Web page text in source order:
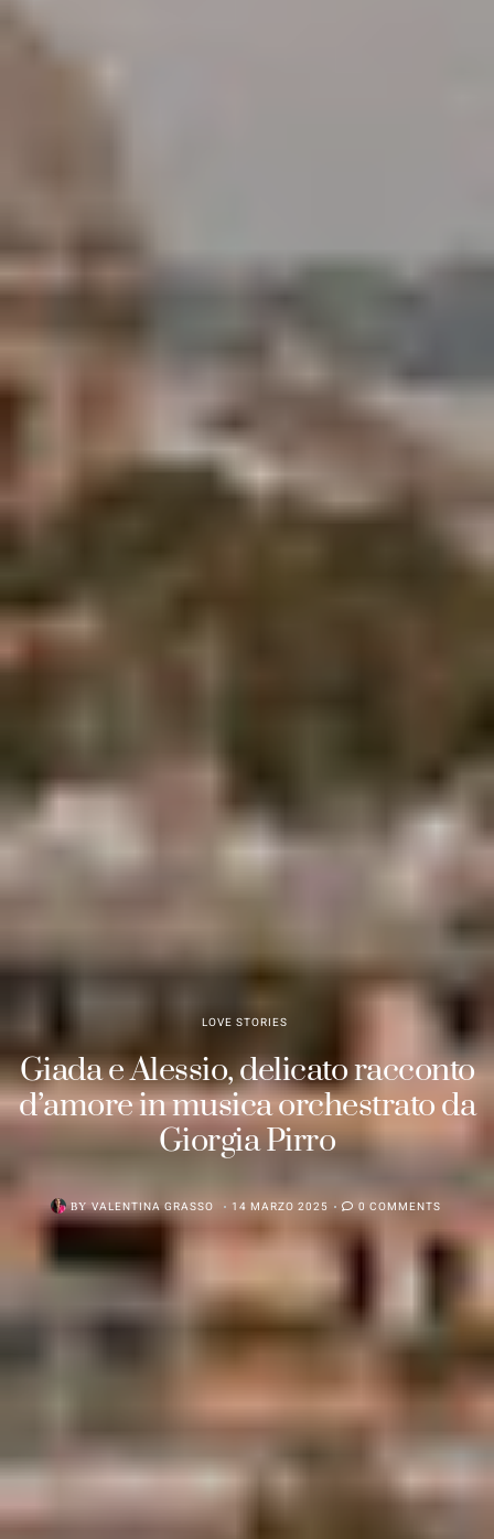
LOVE STORIES
Giada e Alessio, delicato racconto
d’amore in musica orchestrato da
Giorgia Pirro
BYVALENTINA GRASSO 14 MARZO 2025 0 COMMENTS